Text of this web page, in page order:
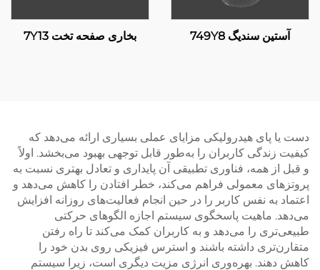
آستین سندیگ 749Y8 بخاری صفحه تخت 7Y13
دست یا پای هیدرولیکی مزایای عملی بسیاری ارائه می‌دهد که
کیفیت زندگی کاربران را به‌طور قابل توجهی بهبود می‌بخشد. اولاً
و قبل از همه، فناوری تطبیقی آن پایداری و تعادل بهتری نسبت به
پروتزهای معمولی فراهم می‌کند، خطر افتادن را کاهش می‌دهد و
اعتماد به نفس کاربر را در حین انجام فعالیت‌های روزانه افزایش
می‌دهد. ماهیت پاسخگوی سیستم اجازه الگوهای حرکتی
طبیعی‌تری را می‌دهد و به کاربران کمک می‌کند تا راه رفتن
متقارن‌تری داشته باشند و استرس فیزیکی روی بدن خود را
کاهش دهند. بهره‌وری انرژی مزیت دیگری است، زیرا سیستم